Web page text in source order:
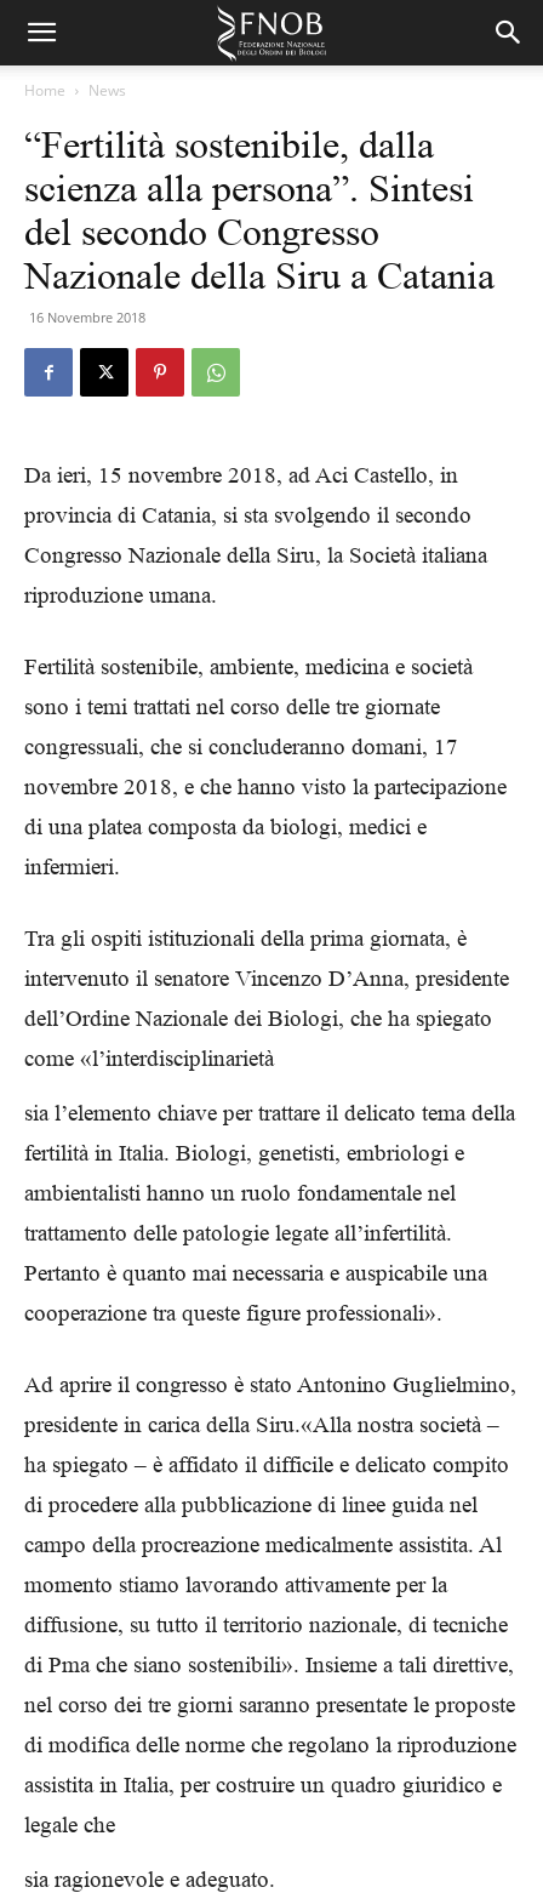
Home News
“Fertilità sostenibile, dalla
scienza alla persona”. Sintesi
del secondo Congresso
Nazionale della Siru a Catania
16 Novembre 2018
Da ieri, 15 novembre 2018, ad Aci Castello, in
provincia di Catania, si sta svolgendo il secondo
Congresso Nazionale della Siru, la Società italiana
riproduzione umana.
Fertilità sostenibile, ambiente, medicina e società
sono i temi trattati nel corso delle tre giornate
congressuali, che si concluderanno domani, 17
novembre 2018, e che hanno visto la partecipazione
di una platea composta da biologi, medici e
infermieri.
Tra gli ospiti istituzionali della prima giornata, è
intervenuto il senatore Vincenzo D’Anna, presidente
dell’Ordine Nazionale dei Biologi, che ha spiegato
come «l’interdisciplinarietà
sia l’elemento chiave per trattare il delicato tema della
fertilità in Italia. Biologi, genetisti, embriologi e
ambientalisti hanno un ruolo fondamentale nel
trattamento delle patologie legate all’infertilità.
Pertanto è quanto mai necessaria e auspicabile una
cooperazione tra queste figure professionali».
Ad aprire il congresso è stato Antonino Guglielmino,
presidente in carica della Siru.«Alla nostra società –
ha spiegato – è affidato il difficile e delicato compito
di procedere alla pubblicazione di linee guida nel
campo della procreazione medicalmente assistita. Al
momento stiamo lavorando attivamente per la
diffusione, su tutto il territorio nazionale, di tecniche
di Pma che siano sostenibili». Insieme a tali direttive,
nel corso dei tre giorni saranno presentate le proposte
di modifica delle norme che regolano la riproduzione
assistita in Italia, per costruire un quadro giuridico e
legale che
sia ragionevole e adeguato.